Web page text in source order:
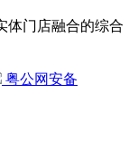
粤公网安备